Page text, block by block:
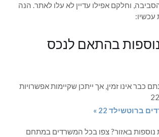
וחלקם אפילו עדיין לא עלו לאתר. הנה
בהתאם לנכס
כבר אינו זמין, אך ייתכן שקיימות אפשרויות
ברוטשילד 22 »
נוספות באזור? צפו בכל המשרדים במתחם